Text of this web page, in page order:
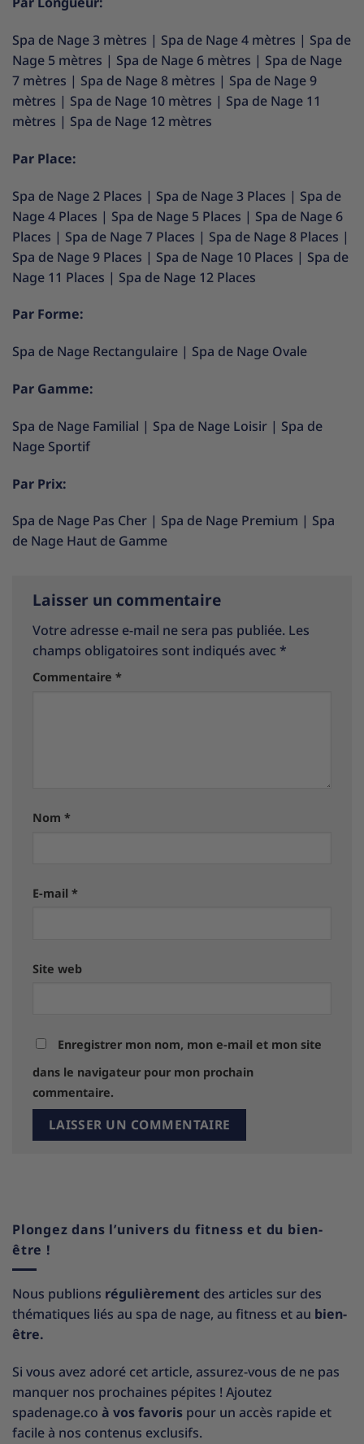
Spa de Nage 3 mètres | Spa de Nage 4 mètres | Spa de
Nage 5 mètres | Spa de Nage 6 mètres | Spa de Nage
7 mètres | Spa de Nage 8 mètres | Spa de Nage 9
mètres | Spa de Nage 10 mètres | Spa de Nage 11
mètres | Spa de Nage 12 mètres
Par Place:
Spa de Nage 2 Places | Spa de Nage 3 Places | Spa de
Nage 4 Places | Spa de Nage 5 Places | Spa de Nage 6
Places | Spa de Nage 7 Places | Spa de Nage 8 Places |
Spa de Nage 9 Places | Spa de Nage 10 Places | Spa de
Nage 11 Places | Spa de Nage 12 Places
Par Forme:
Spa de Nage Rectangulaire | Spa de Nage Ovale
Par Gamme:
Spa de Nage Familial | Spa de Nage Loisir | Spa de
Nage Sportif
Par Prix:
Spa de Nage Pas Cher | Spa de Nage Premium | Spa
de Nage Haut de Gamme
Laisser un commentaire
Votre adresse e-mail ne sera pas publiée. Les
champs obligatoires sont indiqués avec *
Commentaire *
Nom *
E-mail *
Site web
Enregistrer mon nom, mon e-mail et mon site
dans le navigateur pour mon prochain
commentaire.
Plongez dans l’univers du fitness et du bien-
être !
Nous publions régulièrement des articles sur des
thématiques liés au spa de nage, au fitness et au bien-
être.
Si vous avez adoré cet article, assurez-vous de ne pas
manquer nos prochaines pépites ! Ajoutez
spadenage.co à vos favoris pour un accès rapide et
facile à nos contenus exclusifs.